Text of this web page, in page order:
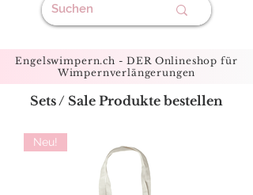
Engelswimpern.ch - DER Onlineshop für
Wimpernverlängerungen
Sets / Sale Produkte bestellen
Neu!